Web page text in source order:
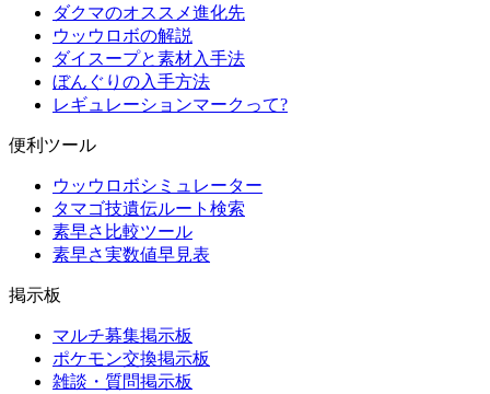
ダクマのオススメ進化先
ウッウロボの解説
ダイスープと素材入手法
ぼんぐりの入手方法
レギュレーションマークって?
便利ツール
ウッウロボシミュレーター
タマゴ技遺伝ルート検索
素早さ比較ツール
素早さ実数値早見表
掲示板
マルチ募集掲示板
ポケモン交換掲示板
雑談・質問掲示板